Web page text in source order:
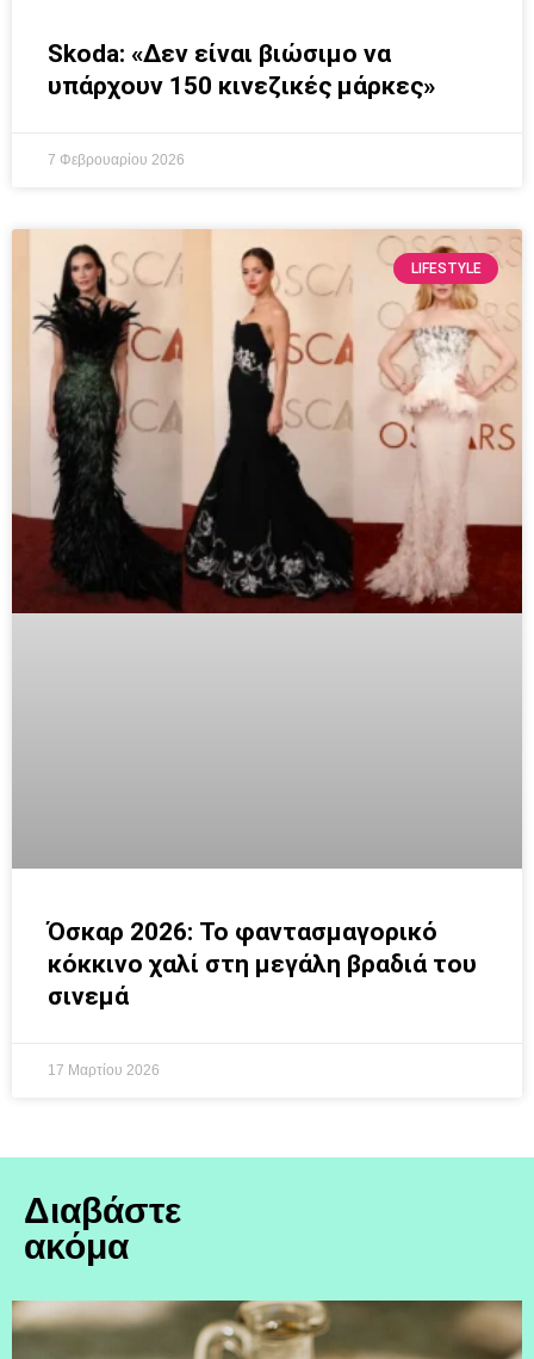
Skoda: «Δεν είναι βιώσιμο να
υπάρχουν 150 κινεζικές μάρκες»
7 Φεβρουαρίου 2026
LIFESTYLE
Όσκαρ 2026: Το φαντασμαγορικό
κόκκινο χαλί στη μεγάλη βραδιά του
σινεμά
17 Μαρτίου 2026
Διαβάστε
ακόμα